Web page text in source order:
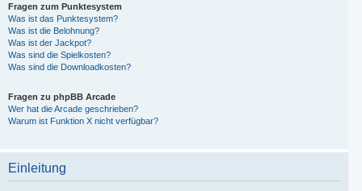
Fragen zum Punktesystem
Was ist das Punktesystem?
Was ist die Belohnung?
Was ist der Jackpot?
Was sind die Spielkosten?
Was sind die Downloadkosten?
Fragen zu phpBB Arcade
Wer hat die Arcade geschrieben?
Warum ist Funktion X nicht verfügbar?
Einleitung